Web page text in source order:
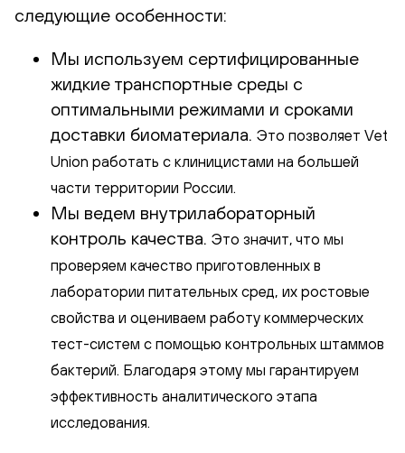
следующие особенности:
Мы используем сертифицированные
жидкие транспортные среды с
оптимальными режимами и сроками
доставки биоматериала. Это позволяет Vet
Union работать с клиницистами на большей
части территории России.
Мы ведем внутрилабораторный
контроль качества. Это значит, что мы
проверяем качество приготовленных в
лаборатории питательных сред, их ростовые
свойства и оцениваем работу коммерческих
тест-систем с помощью контрольных штаммов
бактерий. Благодаря этому мы гарантируем
эффективность аналитического этапа
исследования.